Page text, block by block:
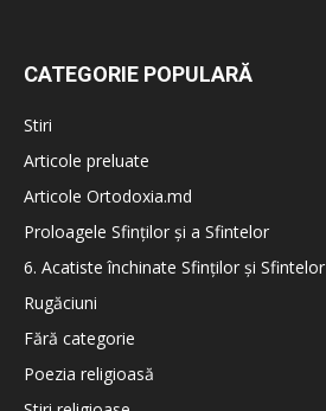
CATEGORIE POPULARĂ
Stiri
Articole preluate
Articole Ortodoxia.md
Proloagele Sfinților și a Sfintelor
6. Acatiste închinate Sfinților și Sfintelor
Rugăciuni
Fără categorie
Poezia religioasă